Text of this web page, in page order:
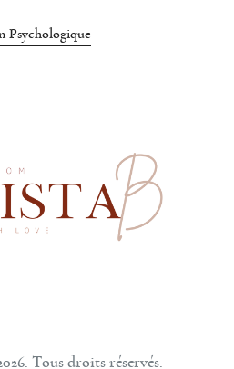
Psychologique
Tous droits réservés.